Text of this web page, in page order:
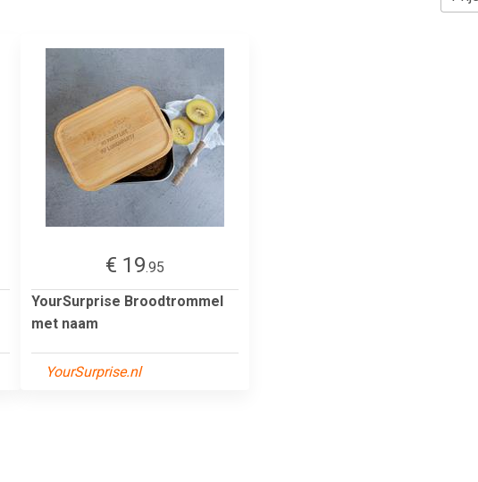
€ 19.95
YourSurprise Broodtrommel
met naam
YourSurprise.nl